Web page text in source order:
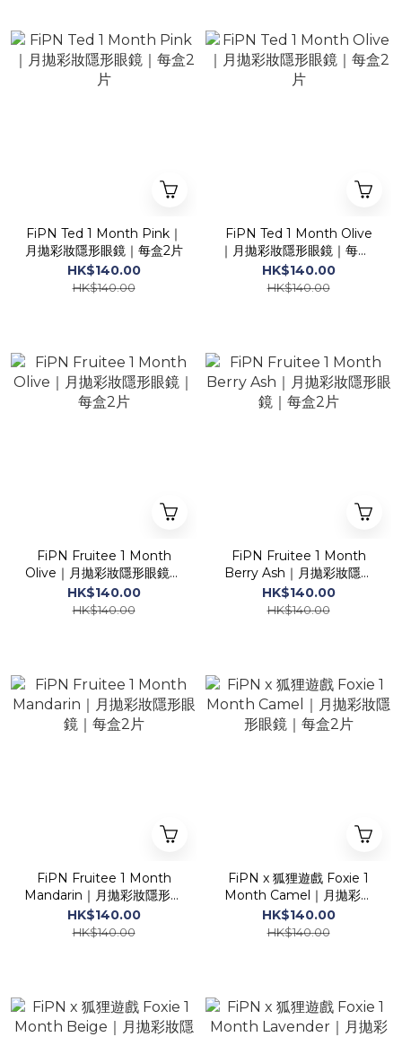
FiPN Ted 1 Month Pink｜
月拋彩妝隱形眼鏡｜每盒2片
HK$140.00
HK$140.00
FiPN Ted 1 Month Olive
｜月拋彩妝隱形眼鏡｜每盒2
片
HK$140.00
HK$140.00
FiPN Fruitee 1 Month
Olive｜月拋彩妝隱形眼鏡｜
每盒2片
HK$140.00
HK$140.00
FiPN Fruitee 1 Month
Berry Ash｜月拋彩妝隱形
眼鏡｜每盒2片
HK$140.00
HK$140.00
FiPN Fruitee 1 Month
Mandarin｜月拋彩妝隱形眼
鏡｜每盒2片
HK$140.00
HK$140.00
FiPN x 狐狸遊戲 Foxie 1
Month Camel｜月拋彩妝
隱形眼鏡｜每盒2片
HK$140.00
HK$140.00